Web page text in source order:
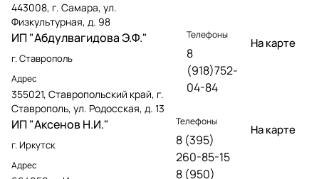
443008, г. Самара, ул.
Физкультурная, д. 98
ИП "Абдулвагидова Э.Ф."
г. Ставрополь
Адрес
355021, Ставропольский край, г.
Ставрополь, ул. Родосская, д. 13
Телефоны
8
(918)752-
04-84
На карте
ИП "Аксенов Н.И."
г. Иркутск
Адрес
Телефоны
8 (395)
260-85-15
8 (950)
На карте